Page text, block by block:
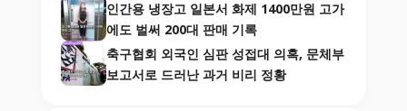
인간용 냉장고 일본서 화제 1400만원 고가
에도 벌써 200대 판매 기록
축구협회 외국인 심판 성접대 의혹, 문체부
보고서로 드러난 과거 비리 정황